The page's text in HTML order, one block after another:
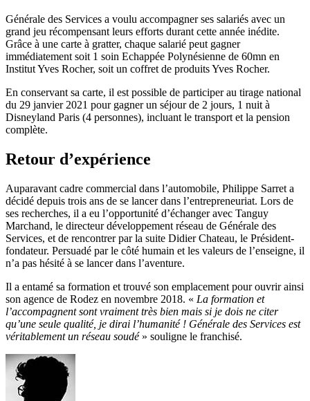
Générale des Services a voulu accompagner ses salariés avec un
grand jeu récompensant leurs efforts durant cette année inédite.
Grâce à une carte à gratter, chaque salarié peut gagner
immédiatement soit 1 soin Echappée Polynésienne de 60mn en
Institut Yves Rocher, soit un coffret de produits Yves Rocher.
En conservant sa carte, il est possible de participer au tirage national
du 29 janvier 2021 pour gagner un séjour de 2 jours, 1 nuit à
Disneyland Paris (4 personnes), incluant le transport et la pension
complète.
Retour d’expérience
Auparavant cadre commercial dans l’automobile, Philippe Sarret a
décidé depuis trois ans de se lancer dans l’entrepreneuriat. Lors de
ses recherches, il a eu l’opportunité d’échanger avec Tanguy
Marchand, le directeur développement réseau de Générale des
Services, et de rencontrer par la suite Didier Chateau, le Président-
fondateur. Persuadé par le côté humain et les valeurs de l’enseigne, il
n’a pas hésité à se lancer dans l’aventure.
Il a entamé sa formation et trouvé son emplacement pour ouvrir ainsi
son agence de Rodez en novembre 2018. « La formation et
l’accompagnent sont vraiment très bien mais si je dois ne citer
qu’une seule qualité, je dirai l’humanité ! Générale des Services est
véritablement un réseau soudé» souligne le franchisé.